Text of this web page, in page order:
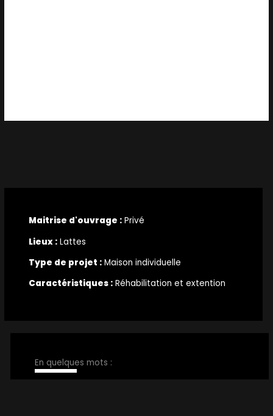
Maitrise d'ouvrage : Privé
Lieux : Lattes
Type de projet : Maison individuelle
Caractéristiques : Réhabilitation et extention
En quelques mots :